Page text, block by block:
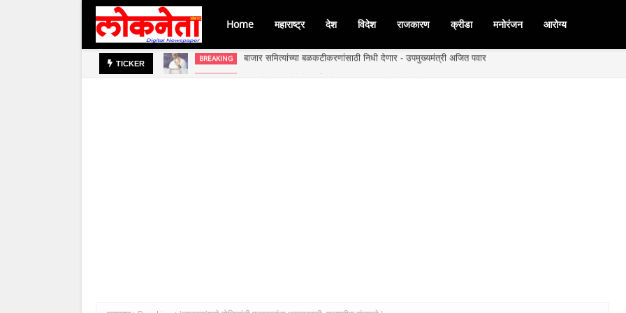
Home महाराष्ट्र देश विदेश राजकारण क्रीडा मनोरंजन आरोग्य
TICKER
BREAKING
BREAKING 100 दिवशीय मोहिमेअंतर्गत शेवगावचा बांधकाम विभाग द्वितीय